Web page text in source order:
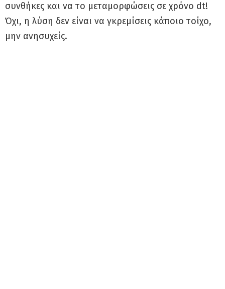
συνθήκες και να το μεταμορφώσεις σε χρόνο dt!
Όχι, η λύση δεν είναι να γκρεμίσεις κάποιο τοίχο,
μην ανησυχείς.